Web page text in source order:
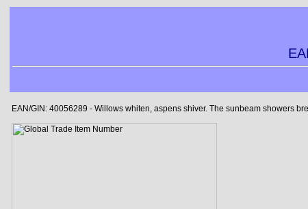
EAN/GIN: 40056289 - Willows whiten, aspens shiver. The sunbeam showers